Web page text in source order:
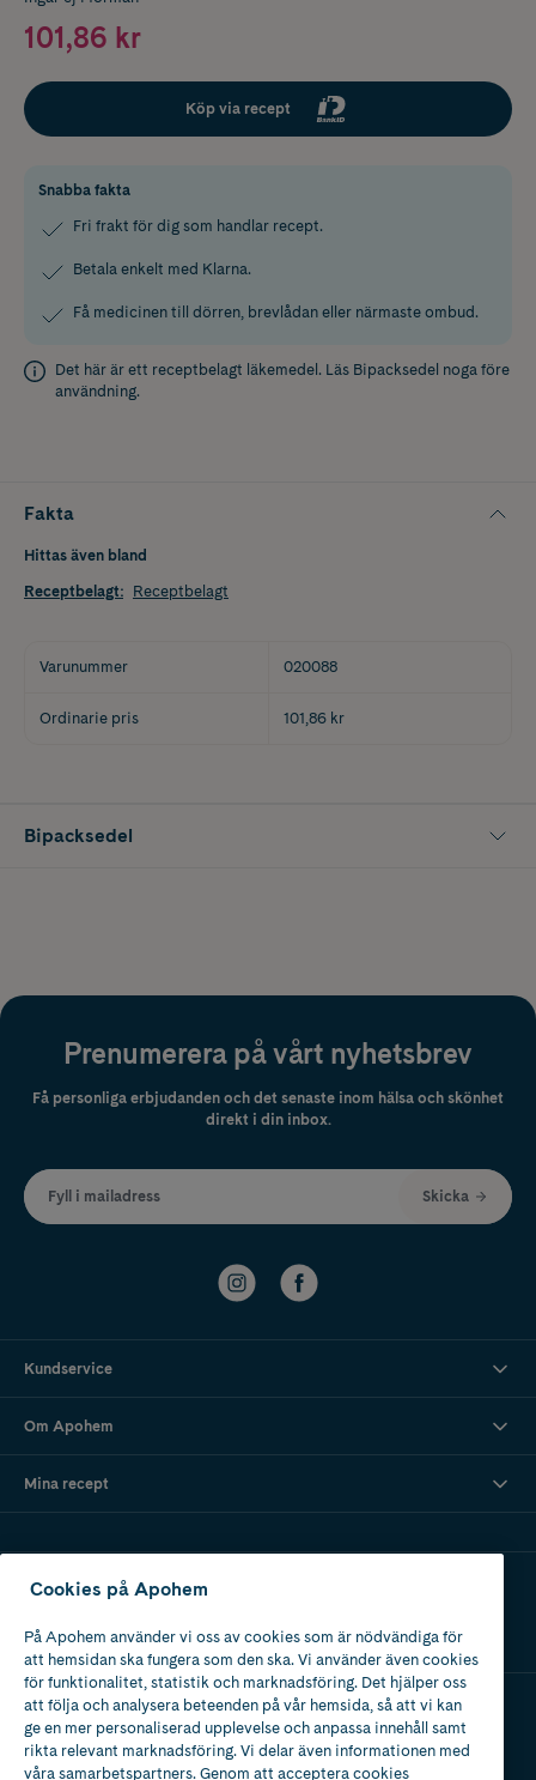
101,86 kr
Köp via recept
Snabba fakta
Fri frakt för dig som handlar recept.
Betala enkelt med Klarna.
Få medicinen till dörren, brevlådan eller närmaste ombud.
Det här är ett receptbelagt läkemedel. Läs Bipacksedel noga före
användning.
Fakta
Hittas även bland
Receptbelagt: Receptbelagt
Varunummer 020088
Ordinarie pris 101,86 kr
Bipacksedel
Prenumerera på vårt nyhetsbrev
Få personliga erbjudanden och det senaste inom hälsa och skönhet
direkt i din inbox.
Fyll i mailadress Skicka
Kundservice
Om Apohem
Mina recept
Ladda ner vår app
Apotek med tillstånd
av Läkemedelsverket
Cookies på Apohem
På Apohem använder vi oss av cookies som är nödvändiga för
att hemsidan ska fungera som den ska. Vi använder även cookies
för funktionalitet, statistik och marknadsföring. Det hjälper oss
att följa och analysera beteenden på vår hemsida, så att vi kan
ge en mer personaliserad upplevelse och anpassa innehåll samt
rikta relevant marknadsföring. Vi delar även informationen med
våra samarbetspartners. Genom att acceptera cookies